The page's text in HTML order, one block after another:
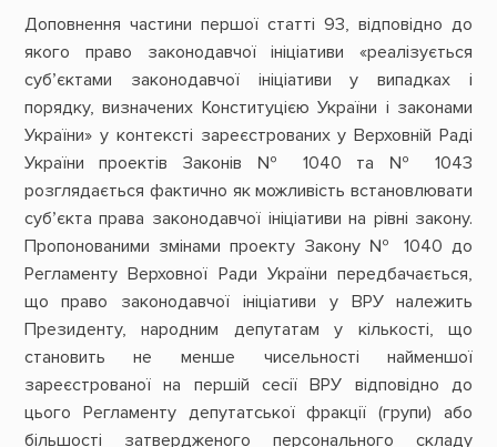
Доповнення частини першої статті 93, відповідно до
якого право законодавчої ініціативи «реалізується
суб’єктами законодавчої ініціативи у випадках і
порядку, визначених Конституцією України і законами
України» у контексті зареєстрованих у Верховній Раді
України проектів Законів № 1040 та № 1043
розглядається фактично як можливість встановлювати
суб’єкта права законодавчої ініціативи на рівні закону.
Пропонованими змінами проекту Закону № 1040 до
Регламенту Верховної Ради України передбачається,
що право законодавчої ініціативи у ВРУ належить
Президенту, народним депутатам у кількості, що
становить не менше чисельності найменшої
зареєстрованої на першій сесії ВРУ відповідно до
цього Регламенту депутатської фракції (групи) або
більшості затвердженого персонального складу